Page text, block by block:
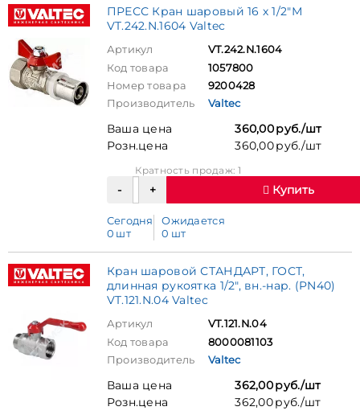
ПРЕСС Кран шаровый 16 х 1/2"М
VT.242.N.1604 Valtec
Артикул
VT.242.N.1604
Код товара
1057800
Номер товара
9200428
Производитель
Valtec
Ваша цена
360,00 руб./шт
Розн.цена
360,00 руб./шт
Кратность продаж: 1
Купить
Сегодня
0 шт
Ожидается
0 шт
Кран шаровой СТАНДАРТ, ГОСТ,
длинная рукоятка 1/2", вн.-нар. (PN40)
VT.121.N.04 Valtec
Артикул
VT.121.N.04
Код товара
8000081103
Производитель
Valtec
Ваша цена
362,00 руб./шт
Розн.цена
362,00 руб./шт